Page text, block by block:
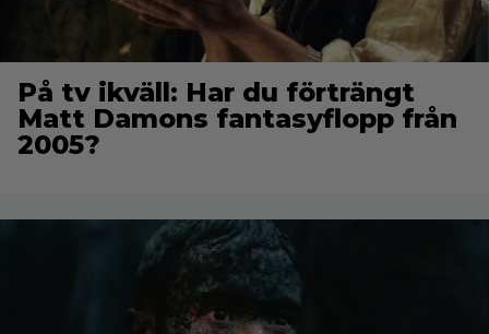
På tv ikväll: Har du förträngt
Matt Damons fantasyflopp från
2005?